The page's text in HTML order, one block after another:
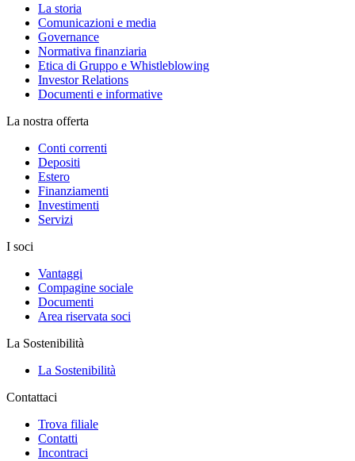
La storia
Comunicazioni e media
Governance
Normativa finanziaria
Etica di Gruppo e Whistleblowing
Investor Relations
Documenti e informative
La nostra offerta
Conti correnti
Depositi
Estero
Finanziamenti
Investimenti
Servizi
I soci
Vantaggi
Compagine sociale
Documenti
Area riservata soci
La Sostenibilità
La Sostenibilità
Contattaci
Trova filiale
Contatti
Incontraci